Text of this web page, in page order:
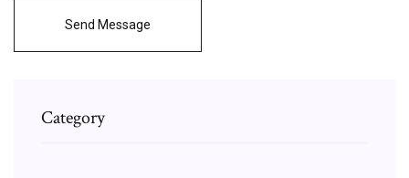
Send Message
Category